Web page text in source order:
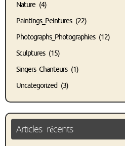
Nature (4)
Paintings_Peintures(22)
Photographs_Photographies(12)
Sculptures(15)
Singers_Chanteurs(1)
Uncategorized (3)
Articles récents